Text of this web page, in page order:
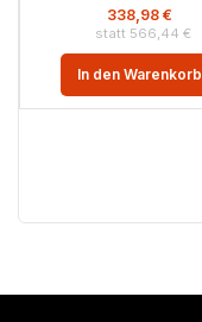
566,44 €
338,98 €
In den Warenkorb